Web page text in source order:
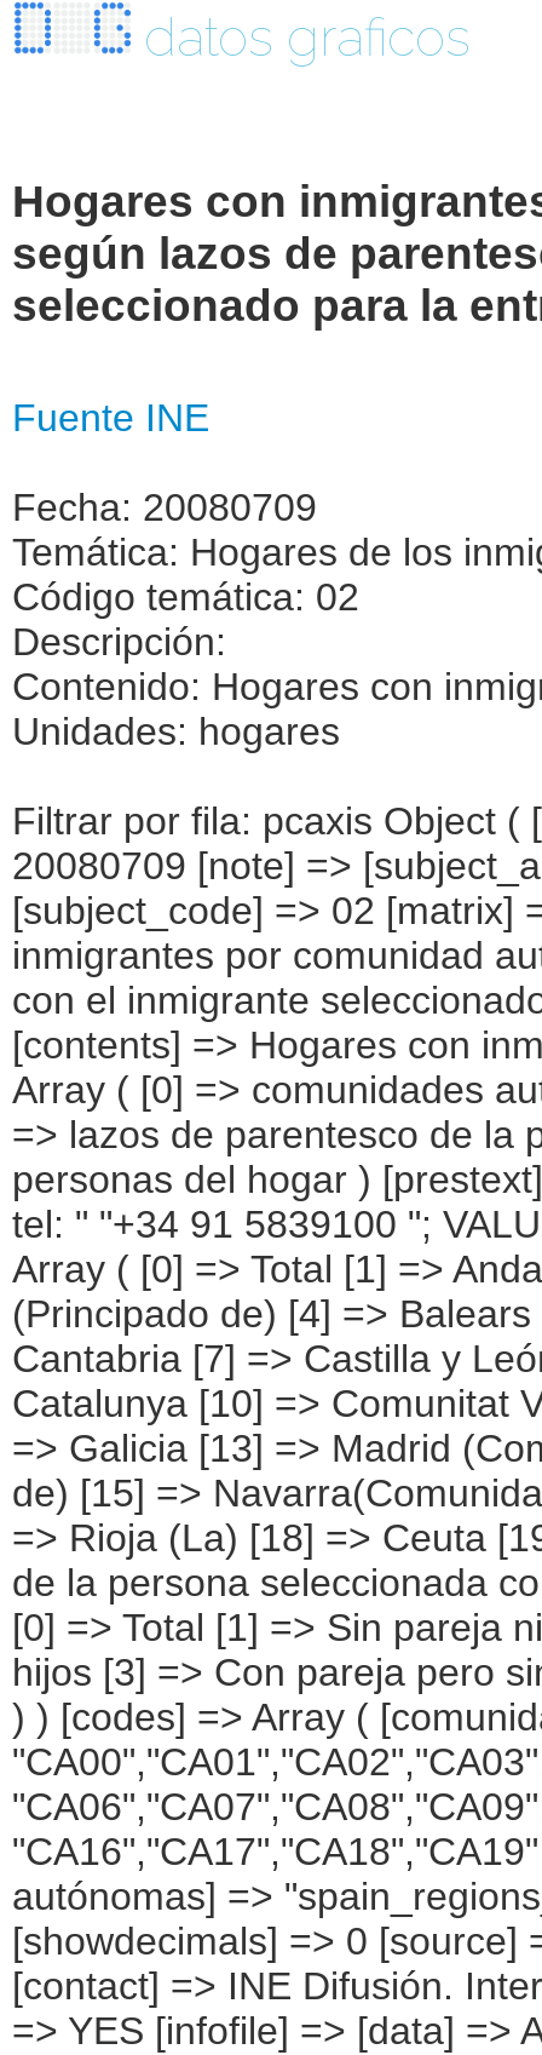
datos graficos
Hogares con
según lazos de
seleccionado para la
Fuente INE
Fecha: 20080709
Temática: Hogares de los
Código temática: 02
Descripción:
Contenido: Hogares con
Unidades: hogares
Filtrar por fila: pcaxis Object ( [axis_version] => [creation_date] => 20080709 [note] => [subject_area] => Hogares de los inmigrantes [subject_code] => 02 [matrix] => 02003 [title] => Hogares con inmigrantes por comunidad autónoma, según lazos de parentesco con el inmigrante seleccionado para la entrevista [description] => [contents] => Hogares con inmigrantes [units] => hogares [stub] => Array ( [0] => comunidades autónomas ) [heading] => Array ( [0] => lazos de parentesco de la persona seleccionada con las personas del hogar ) [prestext] => [values] => Array ( [:www.ine.es tel: " "+34 91 5839100 "; VALUES("comunidades autónomas] => Array ( [0] => Total [1] => Andalucía [2] => Aragón [3] => Asturias (Principado de) [4] => Balears (IIles) [5] => Canarias [6] => Cantabria [7] => Castilla y León [8] => Castilla-La Mancha [9] => Catalunya [10] => Comunitat Valenciana [11] => Extremadura [12] => Galicia [13] => Madrid (Comunidad de) [14] => Murcia(Región de) [15] => Navarra(Comunidad Foral de) [16] => País Vasco [17] => Rioja (La) [18] => Ceuta [19] => Melilla ) [lazos de parentesco de la persona seleccionada con las personas del hogar] => Array ( [0] => Total [1] => Sin pareja ni hijos [2] => Sin pareja pero con hijos [3] => Con pareja pero sin hijos [4] => Con pareja y con hijos ) ) [codes] => Array ( [comunidades autónomas] => "CA00","CA01","CA02","CA03","CA04","CA05", "CA06","CA07","CA08","CA09","CA10","CA11","CA12","CA13","CA14","CA15", "CA16","CA17","CA18","CA19" ) [map] => Array ( [comunidades autónomas] => "spain_regions_img_ind" ) [decimals] => 0 [showdecimals] => 0 [source] => Instituto Nacional de Estadística [contact] => INE Difusión. Internet: www.ine.es/